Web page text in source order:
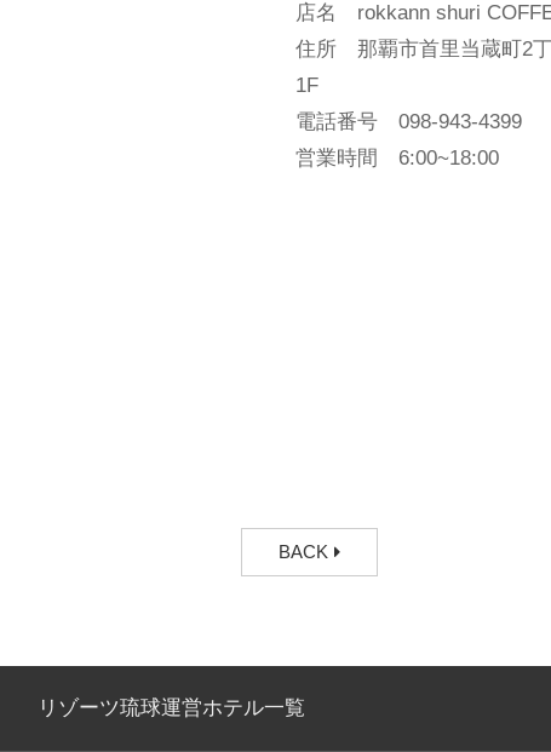
店名 rokkann shuri
住所 那覇市首里当蔵町2
1F
電話番号 098-943-4399
営業時間 6:00~18:00
BACK
リゾーツ琉球運営ホテル一覧